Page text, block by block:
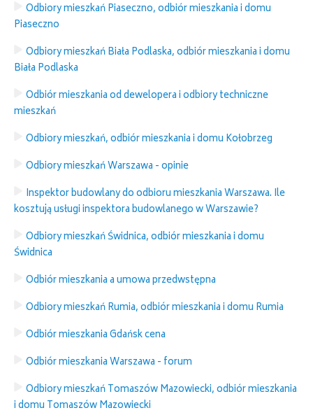
Odbiory mieszkań Piaseczno, odbiór mieszkania i domu
Piaseczno
Odbiory mieszkań Biała Podlaska, odbiór mieszkania i domu
Biała Podlaska
Odbiór mieszkania od dewelopera i odbiory techniczne
mieszkań
Odbiory mieszkań, odbiór mieszkania i domu Kołobrzeg
Odbiory mieszkań Warszawa - opinie
Inspektor budowlany do odbioru mieszkania Warszawa. Ile
kosztują usługi inspektora budowlanego w Warszawie?
Odbiory mieszkań Świdnica, odbiór mieszkania i domu
Świdnica
Odbiór mieszkania a umowa przedwstępna
Odbiory mieszkań Rumia, odbiór mieszkania i domu Rumia
Odbiór mieszkania Gdańsk cena
Odbiór mieszkania Warszawa - forum
Odbiory mieszkań Tomaszów Mazowiecki, odbiór mieszkania
i domu Tomaszów Mazowiecki